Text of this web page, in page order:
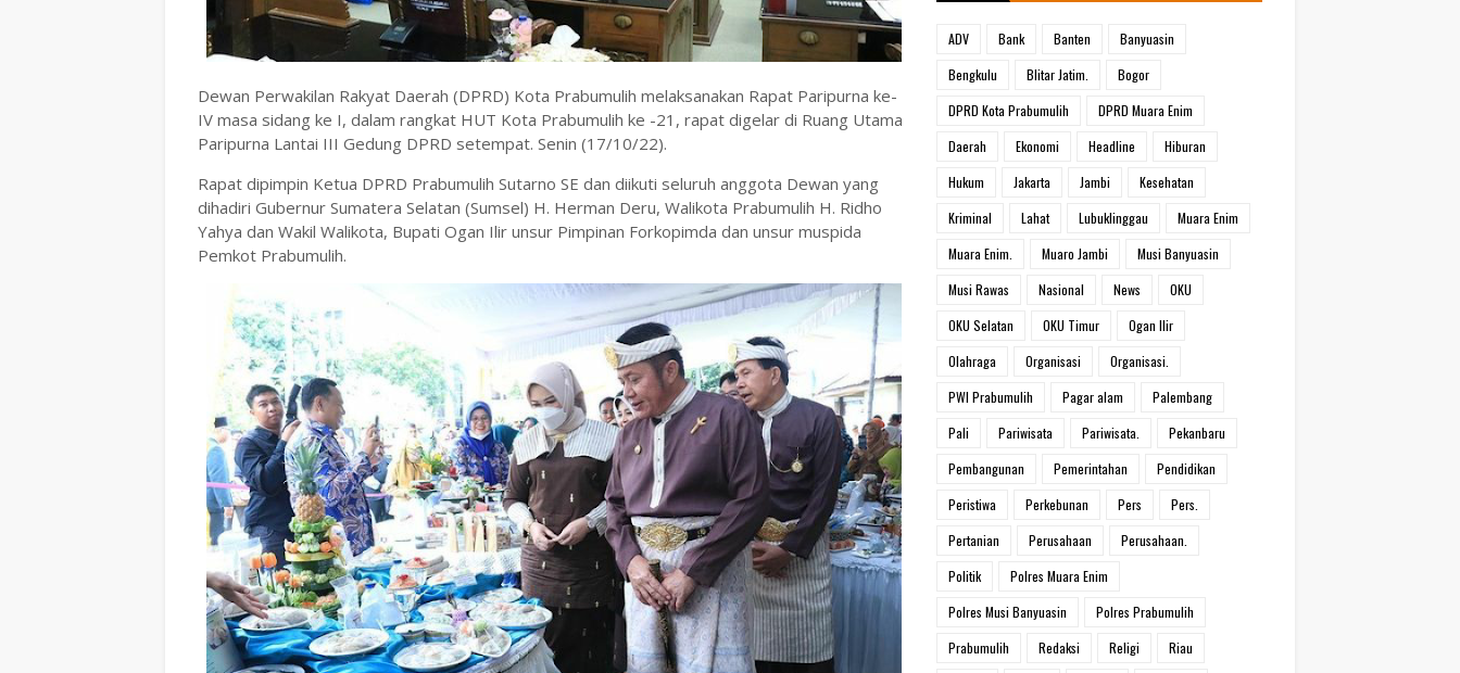
Dewan Perwakilan Rakyat Daerah (DPRD) Kota Prabumulih melaksanakan Rapat Paripurna ke-
IV masa sidang ke I, dalam rangkat HUT Kota Prabumulih ke -21, rapat digelar di Ruang Utama
Paripurna Lantai III Gedung DPRD setempat. Senin (17/10/22).
Rapat dipimpin Ketua DPRD Prabumulih Sutarno SE dan diikuti seluruh anggota Dewan yang
dihadiri Gubernur Sumatera Selatan (Sumsel) H. Herman Deru, Walikota Prabumulih H. Ridho
Yahya dan Wakil Walikota, Bupati Ogan Ilir unsur Pimpinan Forkopimda dan unsur muspida
Pemkot Prabumulih.
ADV Bank Banten
Banyuasin
Bengkulu
Blitar Jatim.
Bogor
DPRD Kota Prabumulih
DPRD Muara Enim
Daerah
Ekonomi Headline
Hiburan
Hukum
Jakarta Jambi
Kesehatan
Kriminal
Lahat Lubuklinggau
Muara Enim
Muara Enim.
Muaro Jambi
Musi Banyuasin
Musi Rawas
Nasional News
OKU
OKU Selatan
OKU Timur
Ogan Ilir
Olahraga
Organisasi
Organisasi.
PWI Prabumulih
Pagar alam
Palembang
Pali
Pariwisata Pariwisata.
Pekanbaru
Pembangunan
Pemerintahan
Pendidikan
Peristiwa
Perkebunan Pers
Pers.
Pertanian
Perusahaan
Perusahaan.
Politik
Polres Muara Enim
Polres Musi Banyuasin
Polres Prabumulih
Prabumulih
Redaksi Religi
Riau